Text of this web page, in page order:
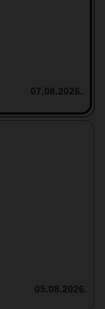
07.08.2026.
05.08.2026.